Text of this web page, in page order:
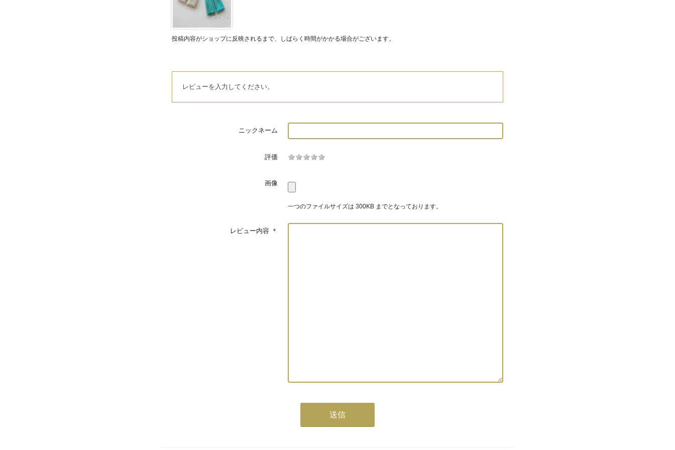
投稿内容がショップに反映されるまで、しばらく時間がかかる場合がございます。
レビューを入力してください。
ニックネーム
評価
画像
一つのファイルサイズは 300KB までとなっております。
レビュー内容 ＊